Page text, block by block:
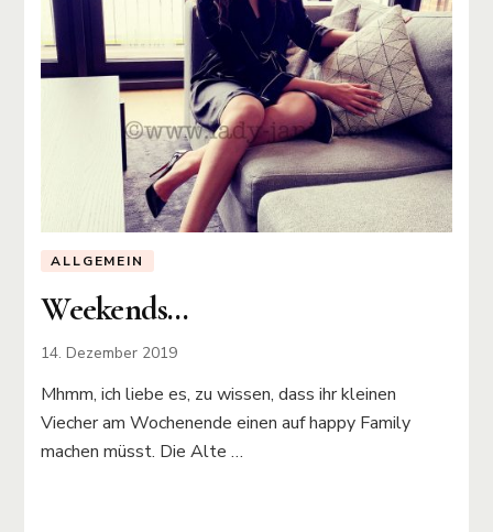
ALLGEMEIN
Weekends…
14. Dezember 2019
Mhmm, ich liebe es, zu wissen, dass ihr kleinen
Viecher am Wochenende einen auf happy Family
machen müsst. Die Alte …